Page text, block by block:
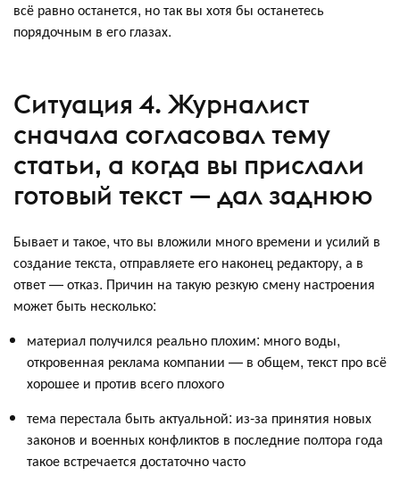
всё равно останется, но так вы хотя бы останетесь
порядочным в его глазах.
Ситуация 4. Журналист
сначала согласовал тему
статьи, а когда вы прислали
готовый текст — дал заднюю
Бывает и такое, что вы вложили много времени и усилий в
создание текста, отправляете его наконец редактору, а в
ответ — отказ. Причин на такую резкую смену настроения
может быть несколько:
материал получился реально плохим: много воды,
откровенная реклама компании — в общем, текст про всё
хорошее и против всего плохого
тема перестала быть актуальной: из-за принятия новых
законов и военных конфликтов в последние полтора года
такое встречается достаточно часто